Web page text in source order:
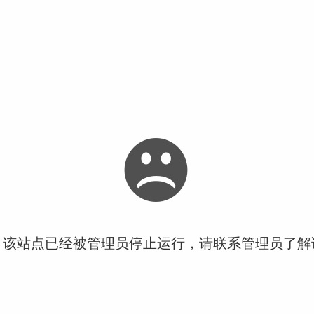
站点已经被管理员停止运行，请联系管理员了